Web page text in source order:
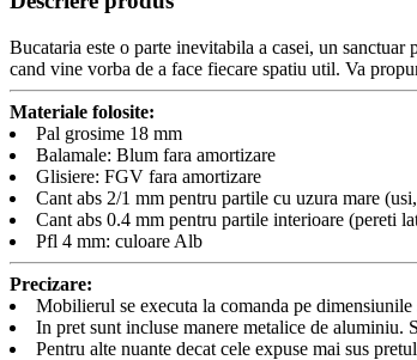
Bucataria este o parte inevitabila a casei, un
cand vine vorba de a face fiecare spatiu util. Va
Materiale folosite:
Pal grosime 18 mm
Balamale: Blum fara amortizare
Glisiere: FGV fara amortizare
Cant abs 2/1 mm pentru partile cu uzura mare
Cant abs 0.4 mm pentru partile interioare (pereti
Pfl 4 mm: culoare Alb
Precizare:
Mobilierul se executa la comanda pe
In pret sunt incluse manere metalice de aluminiu.
Pentru alte nuante decat cele expuse mai sus